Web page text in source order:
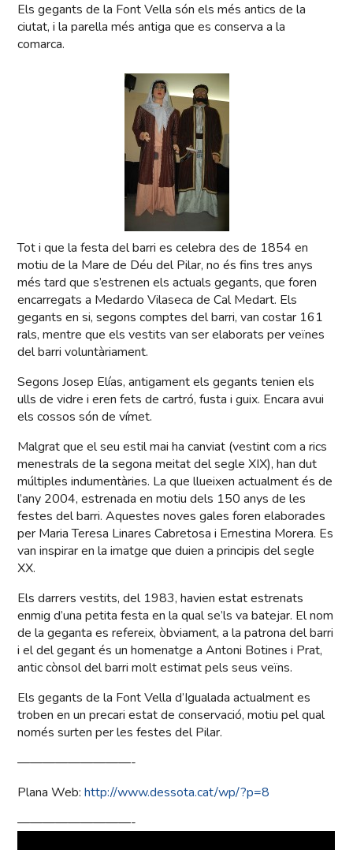
Els gegants de la Font Vella són els més antics de la
ciutat, i la parella més antiga que es conserva a la
comarca.
Tot i que la festa del barri es celebra des de 1854 en
motiu de la Mare de Déu del Pilar, no és fins tres anys
més tard que s’estrenen els actuals gegants, que foren
encarregats a Medardo Vilaseca de Cal Medart. Els
gegants en si, segons comptes del barri, van costar 161
rals, mentre que els vestits van ser elaborats per veïnes
del barri voluntàriament.
Segons Josep Elías, antigament els gegants tenien els
ulls de vidre i eren fets de cartró, fusta i guix. Encara avui
els cossos són de vímet.
Malgrat que el seu estil mai ha canviat (vestint com a rics
menestrals de la segona meitat del segle XIX), han dut
múltiples indumentàries. La que llueixen actualment és de
l’any 2004, estrenada en motiu dels 150 anys de les
festes del barri. Aquestes noves gales foren elaborades
per Maria Teresa Linares Cabretosa i Ernestina Morera. Es
van inspirar en la imatge que duien a principis del segle
XX.
Els darrers vestits, del 1983, havien estat estrenats
enmig d’una petita festa en la qual se’ls va batejar. El nom
de la geganta es refereix, òbviament, a la patrona del barri
i el del gegant és un homenatge a Antoni Botines i Prat,
antic cònsol del barri molt estimat pels seus veïns.
Els gegants de la Font Vella d’Igualada actualment es
troben en un precari estat de conservació, motiu pel qual
només surten per les festes del Pilar.
—————————-
Plana Web:http://www.dessota.cat/wp/?p=8
—————————-